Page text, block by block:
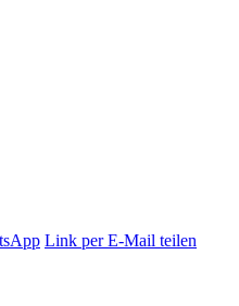
Link per E-Mail teilen